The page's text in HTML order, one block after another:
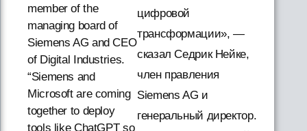
member of the
managing board of
Siemens AG and CEO
of Digital Industries.
“Siemens and
Microsoft are coming
together to deploy
tools like ChatGPT so
цифровой
трансформации», —
сказал Седрик Нейке,
член правления
Siemens AG и
генеральный директор.